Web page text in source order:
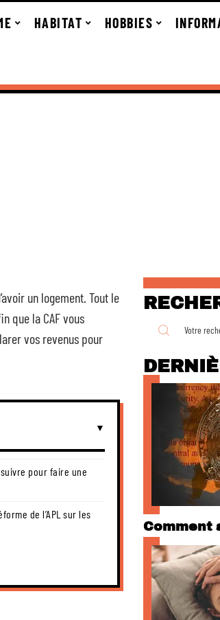
HABITAT HOBBIES
un logement. Tout le
que la CAF vous
vos revenus pour
pour faire une
de l’APL sur les
Comment